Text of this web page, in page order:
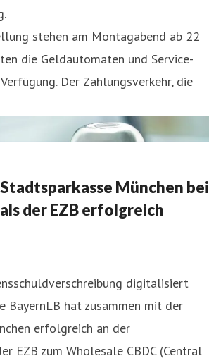
stehen am Montagabend ab 22
die Geldautomaten und Service-
Der Zahlungsverkehr, die
München bei
der EZB erfolgreich
digitalisiert
BayernLB hat zusammen mit der
erfolgreich an der
EZB zum Wholesale CBDC (Central